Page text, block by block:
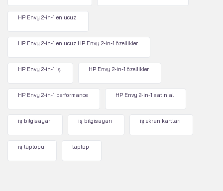
HP Envy 2-in-1 en ucuz
HP Envy 2-in-1 en ucuz HP Envy 2-in-1 özellikler
HP Envy 2-in-1 iş HP Envy 2-in-1 özellikler
HP Envy 2-in-1 performance HP Envy 2-in-1 satın al
iş bilgisayar iş bilgisayarı iş ekran kartları
iş laptopu laptop